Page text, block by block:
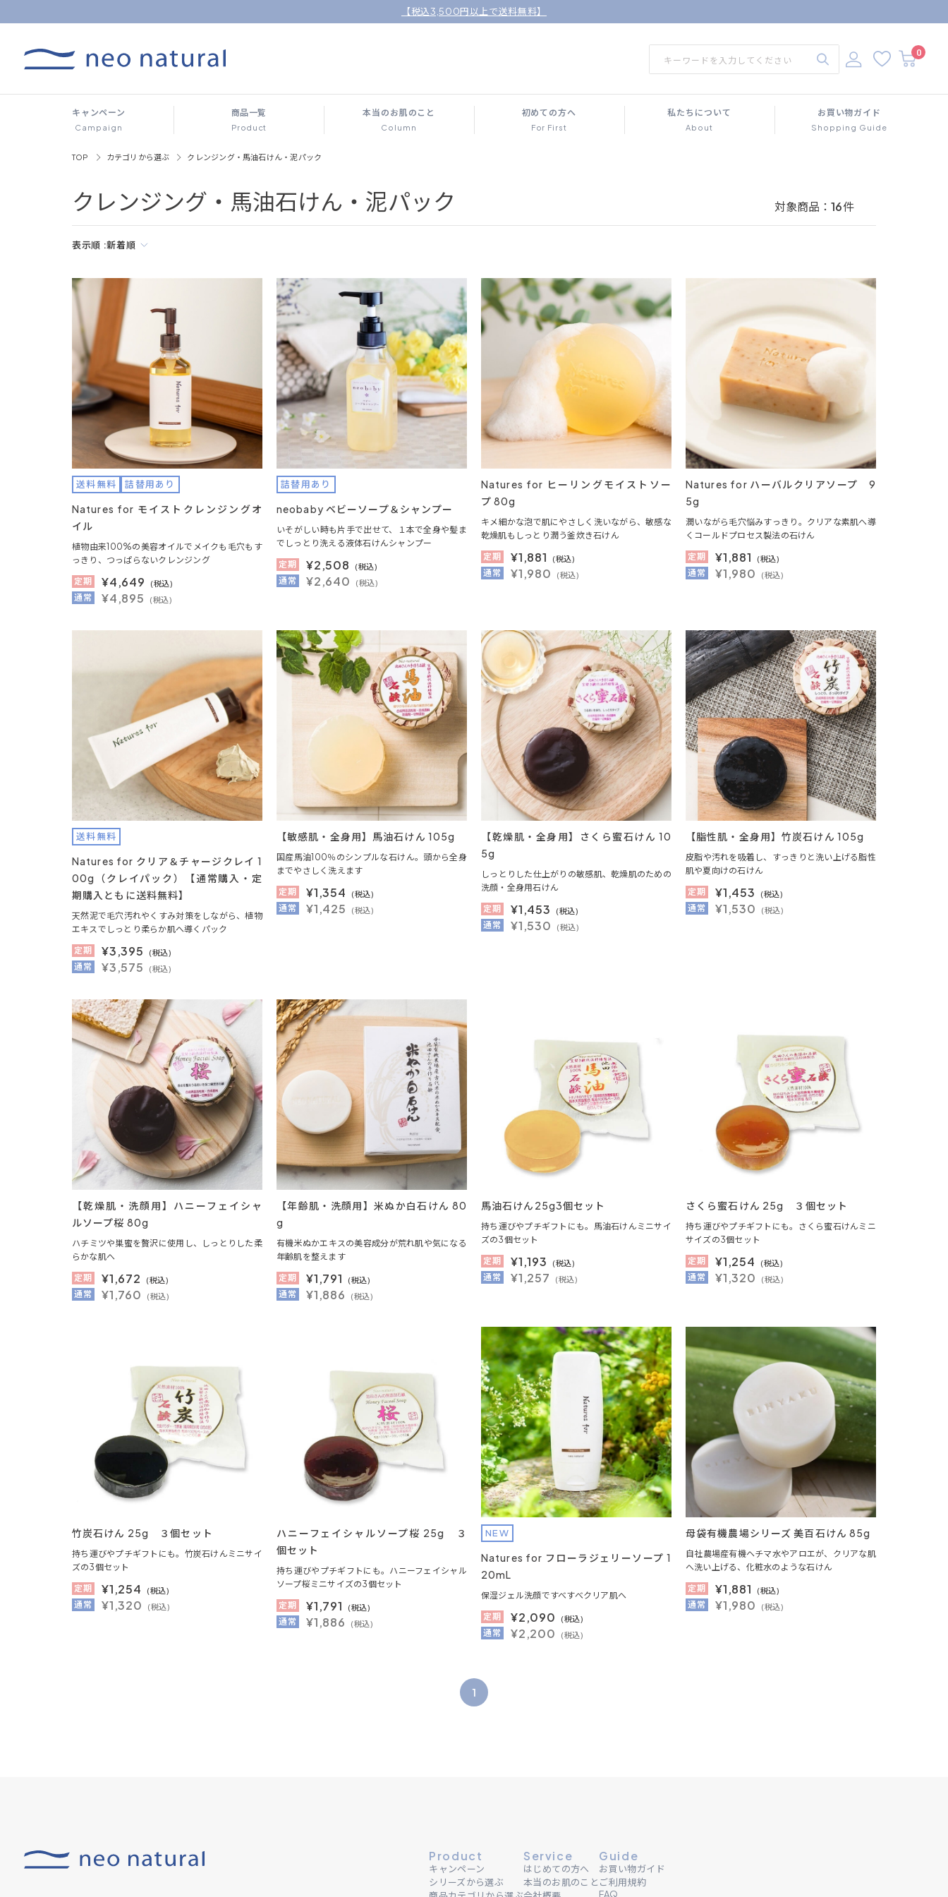
【税込3,500円以上で送料無料】
0
キャンペーン
Campaign
商品一覧
Product
本当のお肌のこと
Column
初めての方へ
For First
私たちについて
About
お買い物ガイド
Shopping Guide
TOP カテゴリから選ぶ クレンジング・馬油石けん・泥パック
クレンジング・馬油石けん・泥パック 対象商品： 16件
表示順 :新着順
送料無料 詰替用あり
Natures for モイストクレンジングオ
イル
植物由来100%の美容オイルでメイクも毛穴もす
っきり、つっぱらないクレンジング
定期
¥4,649 (税込)
通常 ¥4,895 (税込)
詰替用あり
neobaby ベビーソープ＆シャンプー
いそがしい時も片手で出せて、１本で全身や髪ま
でしっとり洗える液体石けんシャンプー
定期
¥2,508 (税込)
通常 ¥2,640 (税込)
Natures for ヒーリングモイストソー
プ 80g
キメ細かな泡で肌にやさしく洗いながら、敏感な
乾燥肌もしっとり潤う釜炊き石けん
定期
¥1,881 (税込)
通常 ¥1,980 (税込)
Natures for ハーバルクリアソープ 9
5g
潤いながら毛穴悩みすっきり。クリアな素肌へ導
くコールドプロセス製法の石けん
定期
¥1,881 (税込)
通常 ¥1,980 (税込)
送料無料
Natures for クリア＆チャージクレイ 1
00g（クレイパック）【通常購入・定
期購入ともに送料無料】
天然泥で毛穴汚れやくすみ対策をしながら、植物
エキスでしっとり柔らか肌へ導くパック
定期
¥3,395 (税込)
通常 ¥3,575 (税込)
【敏感肌・全身用】馬油石けん 105g
国産馬油100％のシンプルな石けん。頭から全身
までやさしく洗えます
定期
¥1,354 (税込)
通常 ¥1,425 (税込)
【乾燥肌・全身用】さくら蜜石けん 10
5g
しっとりした仕上がりの敏感肌、乾燥肌のための
洗顔・全身用石けん
定期
¥1,453 (税込)
通常 ¥1,530 (税込)
【脂性肌・全身用】竹炭石けん 105g
皮脂や汚れを吸着し、すっきりと洗い上げる脂性
肌や夏向けの石けん
定期
¥1,453 (税込)
通常 ¥1,530 (税込)
【乾燥肌・洗顔用】ハニーフェイシャ
ルソープ桜 80g
ハチミツや巣蜜を贅沢に使用し、しっとりした柔
らかな肌へ
定期
¥1,672 (税込)
通常 ¥1,760 (税込)
【年齢肌・洗顔用】米ぬか白石けん 80
g
有機米ぬかエキスの美容成分が荒れ肌や気になる
年齢肌を整えます
定期
¥1,791 (税込)
通常 ¥1,886 (税込)
馬油石けん25g3個セット
持ち運びやプチギフトにも。馬油石けんミニサイ
ズの3個セット
定期
¥1,193 (税込)
通常 ¥1,257 (税込)
さくら蜜石けん 25g ３個セット
持ち運びやプチギフトにも。さくら蜜石けんミニ
サイズの3個セット
定期
¥1,254 (税込)
通常 ¥1,320 (税込)
竹炭石けん 25g ３個セット
持ち運びやプチギフトにも。竹炭石けんミニサイ
ズの3個セット
定期
¥1,254 (税込)
通常 ¥1,320 (税込)
ハニーフェイシャルソープ桜 25g ３
個セット
持ち運びやプチギフトにも。ハニーフェイシャル
ソープ桜ミニサイズの3個セット
定期
¥1,791 (税込)
通常 ¥1,886 (税込)
NEW
Natures for フローラジェリーソープ 1
20mL
保湿ジェル洗顔ですべすべクリア肌へ
定期
¥2,090 (税込)
通常 ¥2,200 (税込)
母袋有機農場シリーズ 美百石けん 85g
自社農場産有機ヘチマ水やアロエが、クリアな肌
へ洗い上げる、化粧水のような石けん
定期
¥1,881 (税込)
通常 ¥1,980 (税込)
1
Product
キャンペーン
シリーズから選ぶ
Service
はじめての方へ
本当のお肌のこと
Guide
お買い物ガイド
ご利用規約
FAQ